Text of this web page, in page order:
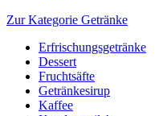
Zur Kategorie Getränke
Erfrischungsgetränke
Dessert
Fruchtsäfte
Getränkesirup
Kaffee